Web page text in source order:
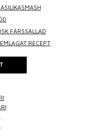
FÄRSSALLAD
RECEPT